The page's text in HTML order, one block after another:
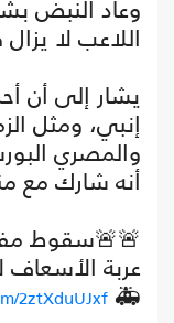
وعاد النبض
اللاعب لا
يشار إلى أن
إنبي، ومثل
والمصري
أنه شارك مع
🚨🚨سقوط
عربة الأسعاف
🚑
2ztXduUJxf